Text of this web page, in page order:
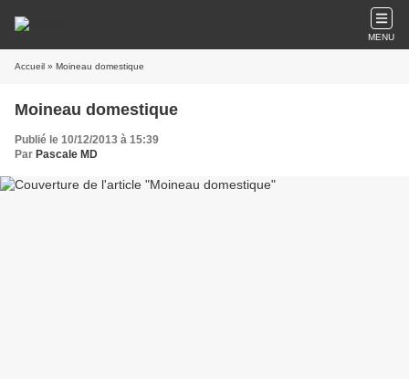
MENU
Accueil » Moineau domestique
Moineau domestique
Publié le 10/12/2013 à 15:39
Par Pascale MD